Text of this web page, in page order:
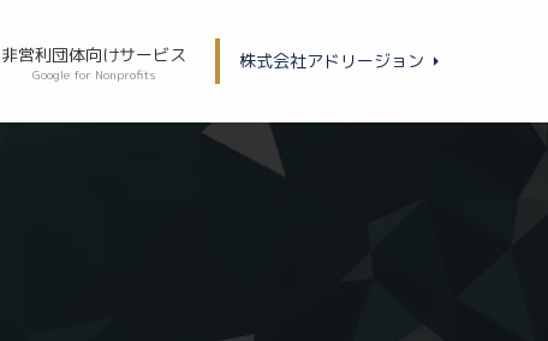
非営利団体向けサービス
Google for Nonprofits
株式会社アドリージョン